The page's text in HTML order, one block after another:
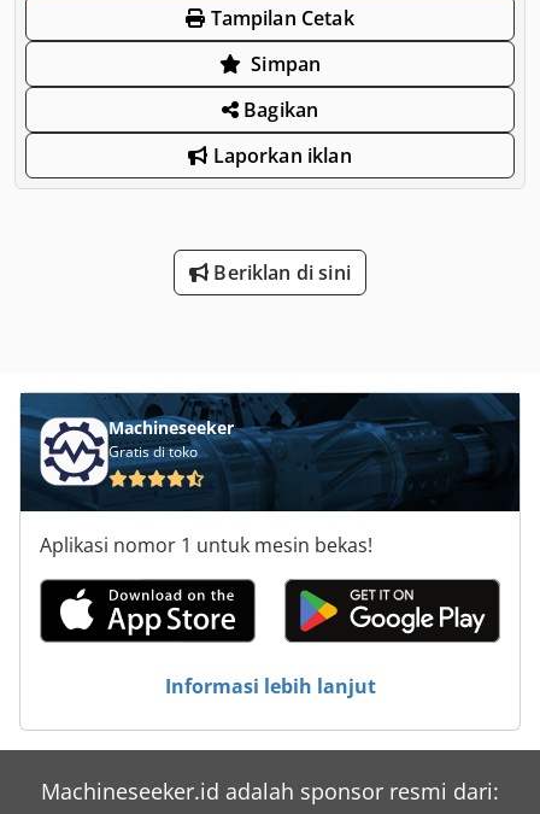
Tampilan Cetak
Simpan
Bagikan
Laporkan iklan
Beriklan di sini
Machineseeker
Gratis di toko
Aplikasi nomor 1 untuk mesin bekas!
Informasi lebih lanjut
Machineseeker.id adalah sponsor resmi dari: